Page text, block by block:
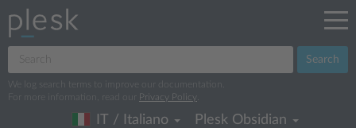
Search
We log search terms to improve our documentation.
For more information, read our
Privacy Policy
IT / Italiano Plesk Obsidian